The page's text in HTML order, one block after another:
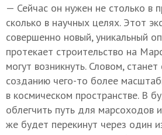
— Сейчас он нужен не столько в
сколько в научных целях. Этот
совершенно новый, уникальный
протекает строительство на
могут возникнуть. Словом,
созданию чего-то более
в космическом пространстве. В
облегчить путь для марсоходов
же будет перекинут через один